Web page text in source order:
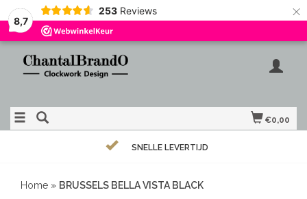
8,7
253 Reviews ×
€0,00
SNELLE LEVERTIJD
Home » BRUSSELS BELLA VISTA BLACK